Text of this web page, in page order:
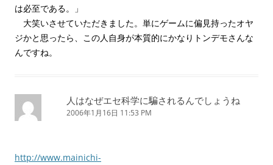
は必至である。」
大笑いさせていただきました。単にゲームに偏見持ったオヤ
ジかと思ったら、この人自身が本質的にかなりトンデモさんな
んですね。
人はなぜエセ科学に騙されるんでしょうね
2006年1月16日 11:53 PM
http://www.mainichi-